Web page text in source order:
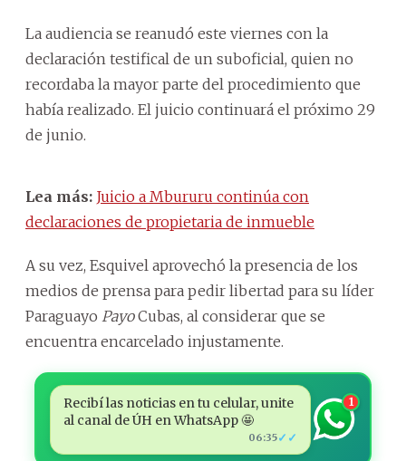
La audiencia se reanudó este viernes con la
declaración testifical de un suboficial, quien no
recordaba la mayor parte del procedimiento que
había realizado. El juicio continuará el próximo 29
de junio.
Lea más: Juicio a Mbururu continúa con
declaraciones de propietaria de inmueble
A su vez, Esquivel aprovechó la presencia de los
medios de prensa para pedir libertad para su líder
Paraguayo PayoCubas, al considerar que se
encuentra encarcelado injustamente.
Recibí las noticias en tu celular, unite
al canal de ÚH en WhatsApp 🤩
06:35✓✓
1